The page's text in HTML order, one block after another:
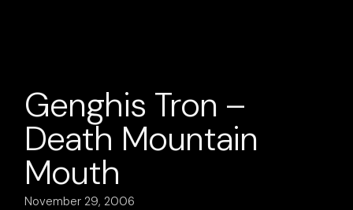
Genghis Tron –
Death Mountain
Mouth
November 29, 2006